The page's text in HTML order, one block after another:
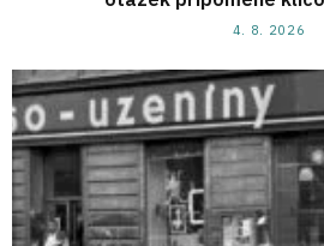
4. 8. 2026